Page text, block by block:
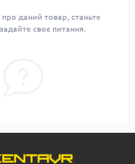
даний товар, станьте
своє питання.